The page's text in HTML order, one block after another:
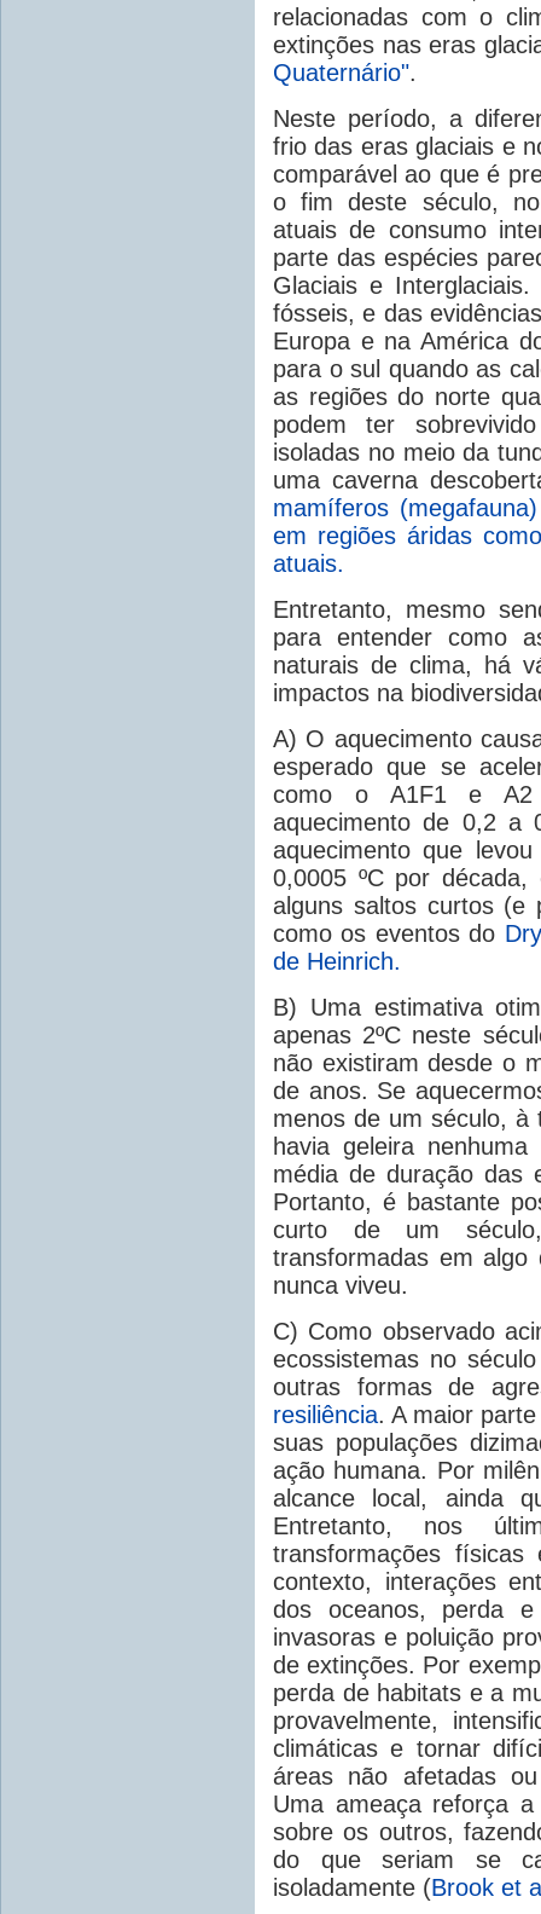
relacionadas com o
extinções nas eras
Quaternário".
Neste período, a
frio das eras glaciais e
comparável ao que é
o fim deste século,
atuais de consumo
parte das espécies
Glaciais e
fósseis, e das
Europa e na América
para o sul quando as
as regiões do norte
podem ter
isoladas no meio da
uma caverna
mamíferos
em regiões áridas
atuais.
Entretanto, mesmo
para entender como
naturais de clima, há
impactos na
A) O aquecimento
esperado que se
como o A1F1 e A2
aquecimento de 0,2 a
aquecimento que
0,0005 ºC por
alguns saltos curtos (e
como os eventos do
de Heinrich.
B) Uma estimativa
apenas 2ºC neste
não existiram desde o
de anos. Se
menos de um século, à
havia geleira
média de duração das
Portanto, é bastante
curto de um
transformadas em algo
nunca viveu.
C) Como observado
ecossistemas no
outras formas de
resiliência. A maior
suas populações
ação humana. Por
alcance local, ainda
Entretanto, nos
transformações
contexto, interações
dos oceanos, perda
invasoras e poluição
de extinções. Por
perda de habitats e a
provavelmente,
climáticas e tornar
áreas não afetadas
Uma ameaça reforça
sobre os outros,
do que seriam se
isoladamente (Brook et